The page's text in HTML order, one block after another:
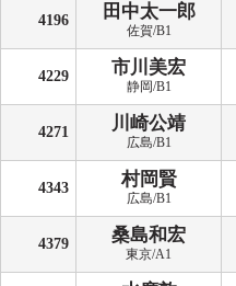
4196 田中太一郎
佐賀/B1
4229 市川美宏
静岡/B1
4271 川崎公靖
広島/B1
4343 村岡賢
広島/B1
4379 桑島和宏
東京/A1